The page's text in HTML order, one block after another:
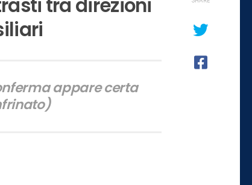
tra direzioni
appare certa